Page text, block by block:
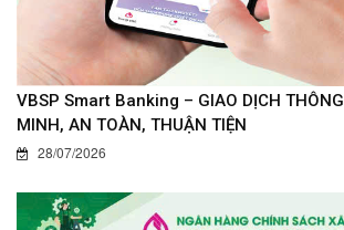
VBSP Smart Banking – GIAO DỊCH THÔNG
MINH, AN TOÀN, THUẬN TIỆN
28/07/2026